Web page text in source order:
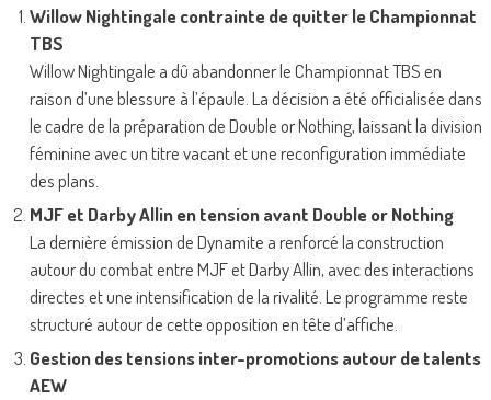
Willow Nightingale contrainte de quitter le Championnat
TBS
Willow Nightingale a dû abandonner le Championnat TBS en
raison d’une blessure à l’épaule. La décision a été officialisée dans
le cadre de la préparation de Double or Nothing, laissant la division
féminine avec un titre vacant et une reconfiguration immédiate
des plans.
MJF et Darby Allin en tension avant Double or Nothing
La dernière émission de Dynamite a renforcé la construction
autour du combat entre MJF et Darby Allin, avec des interactions
directes et une intensification de la rivalité. Le programme reste
structuré autour de cette opposition en tête d’affiche.
Gestion des tensions inter-promotions autour de talents
AEW